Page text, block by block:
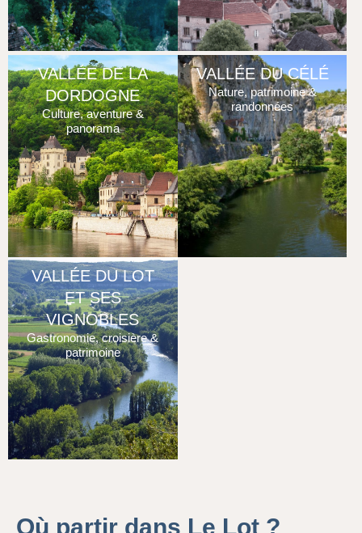
VALLÉE DE LA
DORDOGNE
Culture, aventure &
panorama
VALLÉE DU CÉLÉ
Nature, patrimoine &
randonnées
VALLÉE DU LOT
ET SES
VIGNOBLES
Gastronomie, croisière &
patrimoine
Où partir dans Le Lot ?